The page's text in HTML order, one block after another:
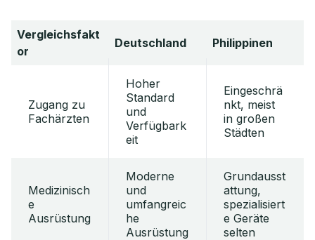
Vergleichsfakt
or
Deutschland Philippinen
Zugang zu
Fachärzten
Hoher
Standard
und
Verfügbark
eit
Eingeschrä
nkt, meist
in großen
Städten
Medizinisch
e
Ausrüstung
Moderne
und
umfangreic
he
Ausrüstung
Grundausst
attung,
spezialisiert
e Geräte
selten